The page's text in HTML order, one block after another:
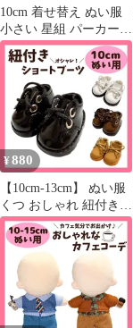
10cm 着せ替え ぬい服
小さい 星組 パーカー
黒 推し活 ぬい活-E089
¥880
【10cm-13cm】 ぬい服
くつ おしゃれ 紐付き
ショートブーツ ぬいぐ
るみ 小物 パーツ 靴 ぬ
いぐるみ服 いつぬい ぬ
い活 推しぬい マスコッ